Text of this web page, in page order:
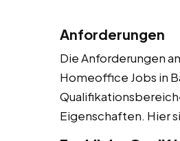
Anforderungen
Die Anforderungen
Homeoffice Jobs in
Eigenschaften. Hier